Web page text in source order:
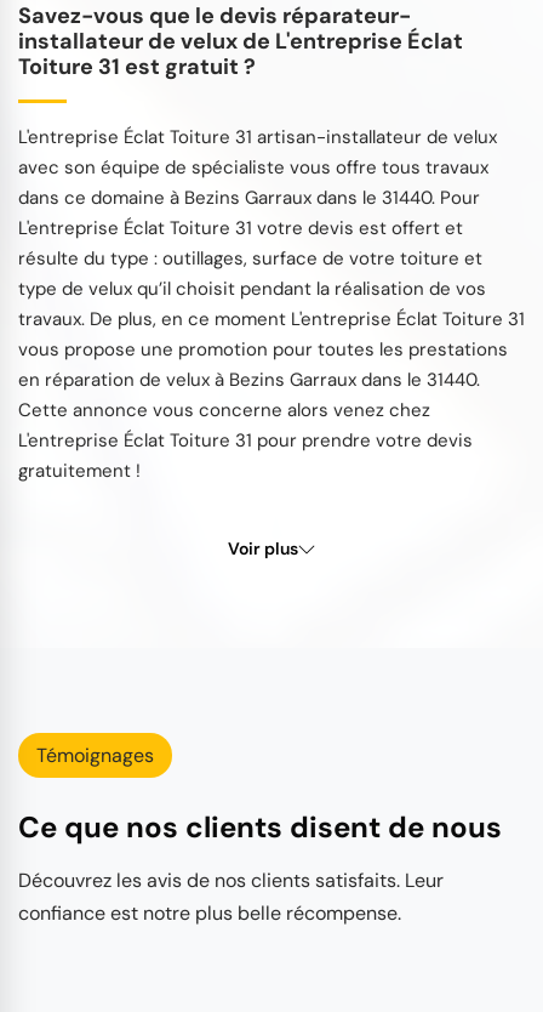
Savez-vous que le devis réparateur-
installateur de velux de L'entreprise Éclat
Toiture 31 est gratuit ?
L'entreprise Éclat Toiture 31 artisan-installateur de velux
avec son équipe de spécialiste vous offre tous travaux
dans ce domaine à Bezins Garraux dans le 31440. Pour
L'entreprise Éclat Toiture 31 votre devis est offert et
résulte du type : outillages, surface de votre toiture et
type de velux qu’il choisit pendant la réalisation de vos
travaux. De plus, en ce moment L'entreprise Éclat Toiture 31
vous propose une promotion pour toutes les prestations
en réparation de velux à Bezins Garraux dans le 31440.
Cette annonce vous concerne alors venez chez
L'entreprise Éclat Toiture 31 pour prendre votre devis
gratuitement !
Voir plus
Témoignages
Ce que nos clients disent de nous
Découvrez les avis de nos clients satisfaits. Leur
confiance est notre plus belle récompense.